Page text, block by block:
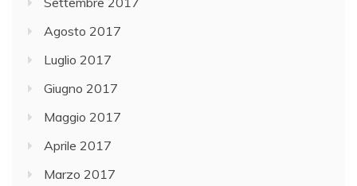
Agosto 2017
Luglio 2017
Giugno 2017
Maggio 2017
Aprile 2017
Marzo 2017